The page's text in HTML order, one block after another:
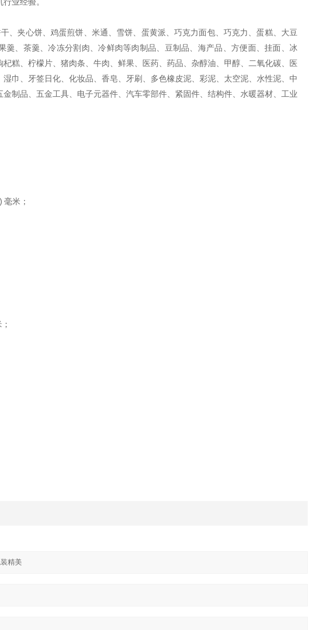
业经验。
夹心饼、鸡蛋煎饼、米通、雪饼、蛋黄派、巧克力面包、巧克力、蛋糕、大豆
羹、茶羹、冷冻分割肉、冷鲜肉等肉制品、豆制品、海产品、方便面、挂面、冰
糕、柠檬片、猪肉条、牛肉、鲜果、医药、药品、杂醇油、甲醇、二氧化碳、医
巾、牙签日化、化妆品、香皂、牙刷、多色橡皮泥、彩泥、太空泥、水性泥、中
制品、五金工具、电子元器件、汽车零部件、紧固件、结构件、水暖器材、工业
米；